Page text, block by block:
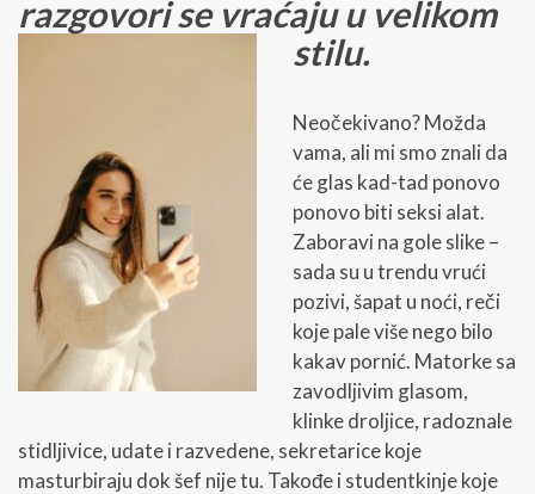
razgovori se vraćaju u velikom
stilu.
Neočekivano? Možda
vama, ali mi smo znali da
će glas kad-tad ponovo
ponovo biti seksi alat.
Zaboravi na gole slike –
sada su u trendu vrući
pozivi, šapat u noći, reči
koje pale više nego bilo
kakav pornić. Matorke sa
zavodljivim glasom,
klinke droljice, radoznale
stidljivice, udate i razvedene, sekretarice koje
masturbiraju dok šef nije tu. Takođe i studentkinje koje